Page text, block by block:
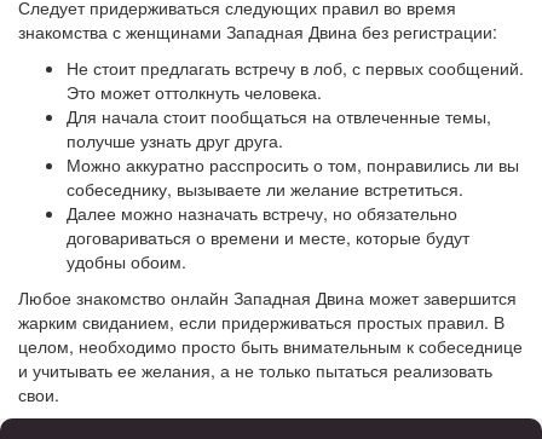
Следует придерживаться следующих правил во время
знакомства с женщинами Западная Двина без регистрации:
Не стоит предлагать встречу в лоб, с первых сообщений.
Это может оттолкнуть человека.
Для начала стоит пообщаться на отвлеченные темы,
получше узнать друг друга.
Можно аккуратно расспросить о том, понравились ли вы
собеседнику, вызываете ли желание встретиться.
Далее можно назначать встречу, но обязательно
договариваться о времени и месте, которые будут
удобны обоим.
Любое знакомство онлайн Западная Двина может завершится
жарким свиданием, если придерживаться простых правил. В
целом, необходимо просто быть внимательным к собеседнице
и учитывать ее желания, а не только пытаться реализовать
свои.